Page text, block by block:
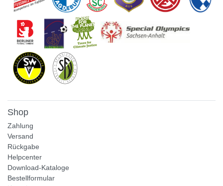
Shop
Zahlung
Versand
Rückgabe
Helpcenter
Download-Kataloge
Bestellformular